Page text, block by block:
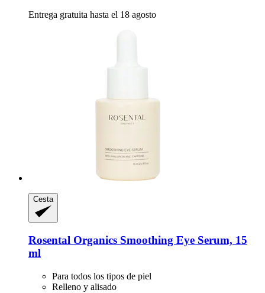
Entrega gratuita hasta el 18 agosto
Cesta
Rosental Organics Smoothing Eye Serum, 15
ml
Para todos los tipos de piel
Relleno y alisado